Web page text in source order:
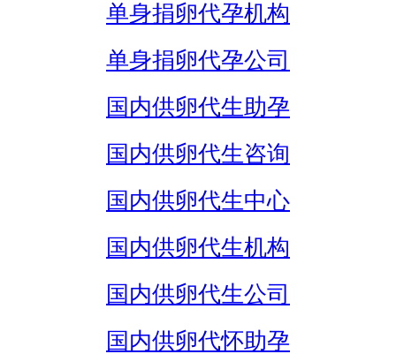
单身捐卵代孕机构
单身捐卵代孕公司
国内供卵代生助孕
国内供卵代生咨询
国内供卵代生中心
国内供卵代生机构
国内供卵代生公司
国内供卵代怀助孕